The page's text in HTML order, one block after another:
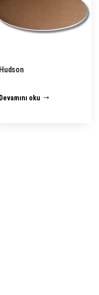
Hudson
Devamını oku